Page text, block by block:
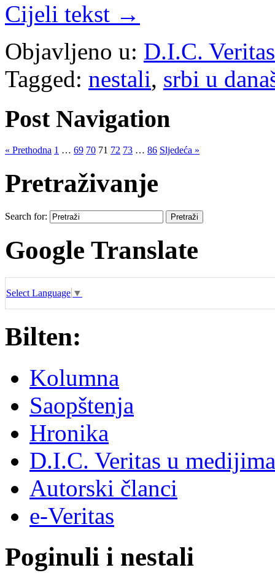
Cijeli tekst →
Objavljeno u: D.I.C.
Tagged: nestali, srbi u
Post Navigation
« Prethodna 1 … 69 70 71 72 73 … 86 Sljedeća »
Pretraživanje
Search for:
Google Translate
Select Language ▼
Bilten:
Kolumna
Saopštenja
Hronika
D.I.C. Veritas u medijima
Autorski članci
e-Veritas
Poginuli i nestali